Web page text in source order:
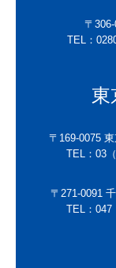
〒
TEL：
東
〒169-0075
TEL： 03
〒271-0091
TEL：047